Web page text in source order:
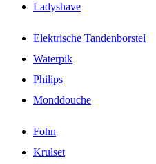
Ladyshave
Elektrische Tandenborstel
Waterpik
Philips
Monddouche
Fohn
Krulset